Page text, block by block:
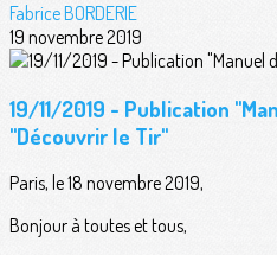
Fabrice BORDERIE
19 novembre 2019
19/11/2019 - Publication
"Découvrir le Tir"
Paris, le 18 novembre 2019,
Bonjour à toutes et tous,